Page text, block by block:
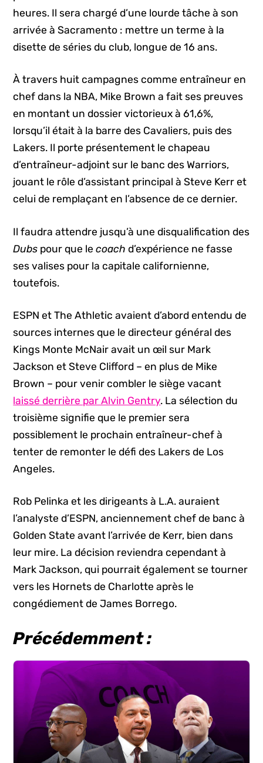
heures. Il sera chargé d’une lourde tâche à son
arrivée à Sacramento : mettre un terme à la
disette de séries du club, longue de 16 ans.
À travers huit campagnes comme entraîneur en
chef dans la NBA, Mike Brown a fait ses preuves
en montant un dossier victorieux à 61,6%,
lorsqu’il était à la barre des Cavaliers, puis des
Lakers. Il porte présentement le chapeau
d’entraîneur-adjoint sur le banc des Warriors,
jouant le rôle d’assistant principal à Steve Kerr et
celui de remplaçant en l’absence de ce dernier.
Il faudra attendre jusqu’à une disqualification des
Dubs pour que lecoachd’expérience ne fasse
ses valises pour la capitale californienne,
toutefois.
ESPN et The Athletic avaient d’abord entendu de
sources internes que le directeur général des
Kings Monte McNair avait un œil sur Mark
Jackson et Steve Clifford – en plus de Mike
Brown – pour venir combler le siège vacant
laissé derrière par Alvin Gentry. La sélection du
troisième signifie que le premier sera
possiblement le prochain entraîneur-chef à
tenter de remonter le défi des Lakers de Los
Angeles.
Rob Pelinka et les dirigeants à L.A. auraient
l’analyste d’ESPN, anciennement chef de banc à
Golden State avant l’arrivée de Kerr, bien dans
leur mire. La décision reviendra cependant à
Mark Jackson, qui pourrait également se tourner
vers les Hornets de Charlotte après le
congédiement de James Borrego.
Précédemment :